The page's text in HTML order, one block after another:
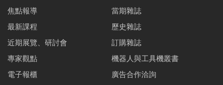
焦點報導
最新課程
近期展覽、研討會
專家觀點
電子報櫃
當期雜誌
歷史雜誌
訂購雜誌
機器人與工具機叢書
廣告合作洽詢